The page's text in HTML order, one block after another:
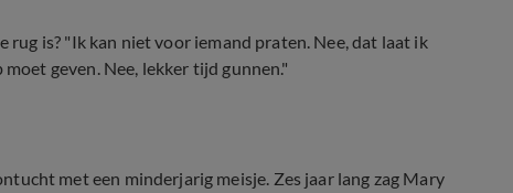
is? "Ik kan niet voor iemand praten. Nee, dat laat ik
geven. Nee, lekker tijd gunnen."
met een minderjarig meisje. Zes jaar lang zag Mary